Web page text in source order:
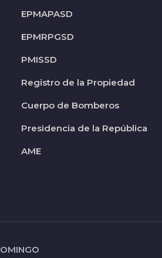
EPMAPASD
EPMRPGSD
PMISSD
Registro de la Propiedad
Cuerpo de Bomberos
Presidencia de la República
AME